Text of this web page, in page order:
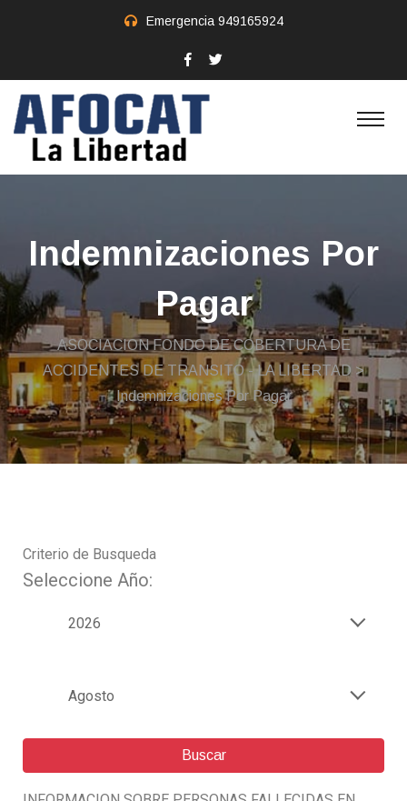
Emergencia 949165924
Indemnizaciones Por
Pagar
ASOCIACION FONDO DE COBERTURA DE
ACCIDENTES DE TRANSITO - LA LIBERTAD >
Indemnizaciones Por Pagar
Criterio de Busqueda
Seleccione Año:
2026
Agosto
Buscar